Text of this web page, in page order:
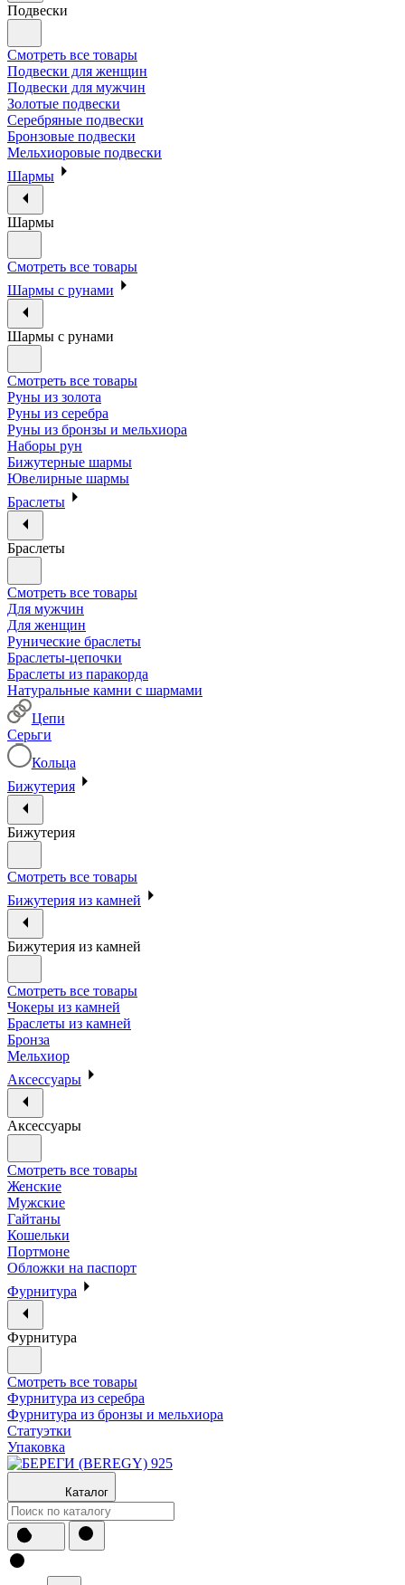
Подвески
Смотреть все товары
Подвески для женщин
Подвески для мужчин
Золотые подвески
Серебряные подвески
Бронзовые подвески
Мельхиоровые подвески
Шармы
Шармы
Смотреть все товары
Шармы с рунами
Шармы с рунами
Смотреть все товары
Руны из золота
Руны из серебра
Руны из бронзы и мельхиора
Наборы рун
Бижутерные шармы
Ювелирные шармы
Браслеты
Браслеты
Смотреть все товары
Для мужчин
Для женщин
Рунические браслеты
Браслеты-цепочки
Браслеты из паракорда
Натуральные камни с шармами
Цепи
Серьги
Кольца
Бижутерия
Бижутерия
Смотреть все товары
Бижутерия из камней
Бижутерия из камней
Смотреть все товары
Чокеры из камней
Браслеты из камней
Бронза
Мельхиор
Аксессуары
Аксессуары
Смотреть все товары
Женские
Мужские
Гайтаны
Кошельки
Портмоне
Обложки на паспорт
Фурнитура
Фурнитура
Смотреть все товары
Фурнитура из серебра
Фурнитура из бронзы и мельхиора
Статуэтки
Упаковка
Каталог